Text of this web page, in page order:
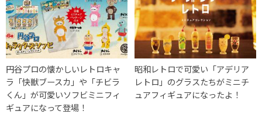
円谷プロの懐かしいレトロキャ
ラ「快獣ブースカ」や「チビラ
くん」が可愛いソフビミニフィ
ギュアになって登場！
昭和レトロで可愛い「アデリア
レトロ」のグラスたちがミニチ
ュアフィギュアになったよ！